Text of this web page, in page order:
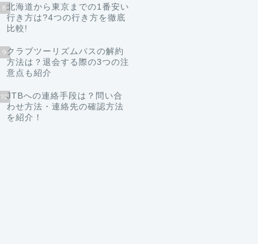
8北海道から東京までの1番安い
行き方は?4つの行き方を徹底
比較!
9 クラブツーリズムパスの解約
方法は？退会する際の3つの注
意点も紹介
10JTBへの連絡手段は？問い合
わせ方法・連絡先の確認方法
を紹介！